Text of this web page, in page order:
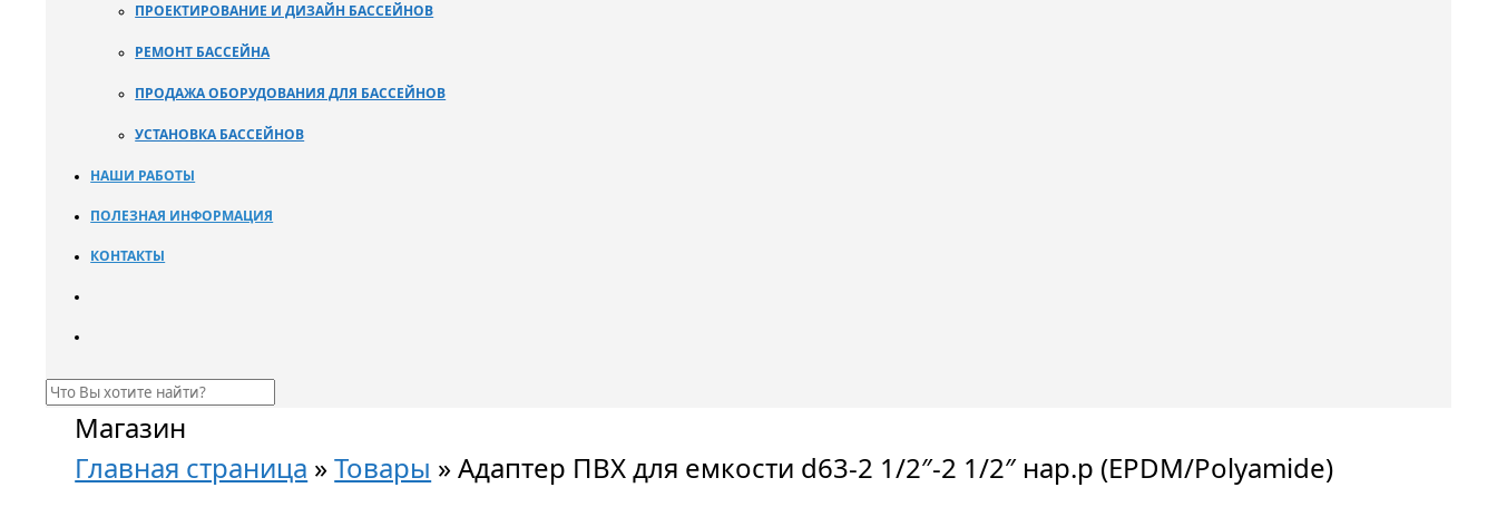
ПРОЕКТИРОВАНИЕ И ДИЗАЙН БАССЕЙНОВ
РЕМОНТ БАССЕЙНА
ПРОДАЖА ОБОРУДОВАНИЯ ДЛЯ БАССЕЙНОВ
УСТАНОВКА БАССЕЙНОВ
НАШИ РАБОТЫ
ПОЛЕЗНАЯ ИНФОРМАЦИЯ
КОНТАКТЫ
Магазин
Главная страница »Товары »Адаптер ПВХ для емкости d63-2 1/2″-2 1/2″ нар.р (EPDM/Polyamide)